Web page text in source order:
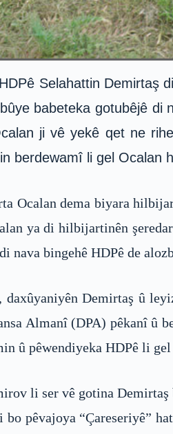
Selahattin Demirtaş
babeteka gotubêjê di
ji vê yekê qet ne
berdewamî li gel Ocalan
Ocalan dema biyara
ya di hilbijartinên
nava bingehê HDPê de
Demirtaş û
Almanî (DPA) pêkanî û
û pêwendiyeka HDPê li
li ser vê gotina
pêvajoya “Çareseriyê”